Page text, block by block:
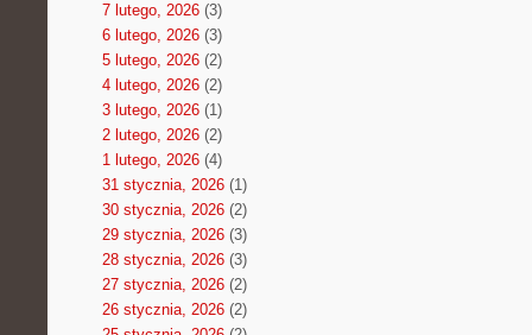
7 lutego, 2026(3)
6 lutego, 2026(3)
5 lutego, 2026(2)
4 lutego, 2026(2)
3 lutego, 2026(1)
2 lutego, 2026(2)
1 lutego, 2026(4)
31 stycznia, 2026(1)
30 stycznia, 2026(2)
29 stycznia, 2026(3)
28 stycznia, 2026(3)
27 stycznia, 2026(2)
26 stycznia, 2026(2)